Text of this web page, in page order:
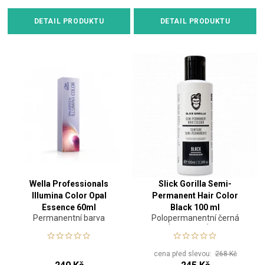
DETAIL PRODUKTU DETAIL PRODUKTU
Wella Professionals
Illumina Color Opal
Essence 60ml
Permanentní barva
Slick Gorilla Semi-
Permanent Hair Color
Black 100 ml
Polopermanentní černá
barva na vlasy
cena před slevou:268 Kč